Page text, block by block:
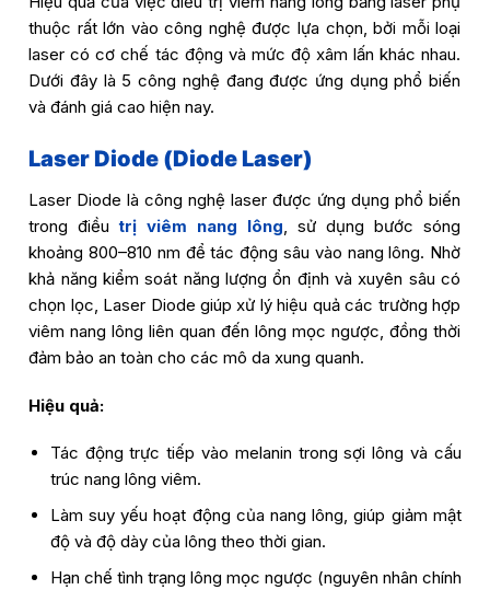
thuộc rất lớn vào công nghệ được lựa chọn, bởi mỗi loại
laser có cơ chế tác động và mức độ xâm lấn khác nhau.
Dưới đây là 5 công nghệ đang được ứng dụng phổ biến
và đánh giá cao hiện nay.
Laser Diode (Diode Laser)
Laser Diode là công nghệ laser được ứng dụng phổ biến
trong điềutrị viêm nang lông, sử dụng bước sóng
khoảng 800–810 nm để tác động sâu vào nang lông. Nhờ
khả năng kiểm soát năng lượng ổn định và xuyên sâu có
chọn lọc, Laser Diode giúp xử lý hiệu quả các trường hợp
viêm nang lông liên quan đến lông mọc ngược, đồng thời
đảm bảo an toàn cho các mô da xung quanh.
Hiệu quả:
Tác động trực tiếp vào melanin trong sợi lông và cấu
trúc nang lông viêm.
Làm suy yếu hoạt động của nang lông, giúp giảm mật
độ và độ dày của lông theo thời gian.
Hạn chế tình trạng lông mọc ngược (nguyên nhân chính